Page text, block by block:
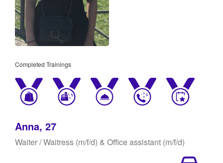
Completed Trainings
Anna, 27
Waiter / Waitress (m/f/d) & Office assistant (m/f/d)